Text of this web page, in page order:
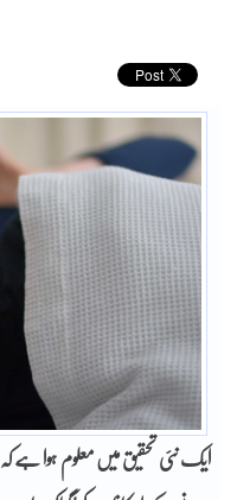
ایک نئی تحقیق میں معلوم ہوا ہے کہ